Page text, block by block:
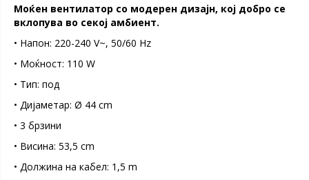
Моќен вентилатор со модерен дизајн, кој добро се
вклопува во секој амбиент.
• Напон: 220-240 V~, 50/60 Hz
• Моќност: 110 W
• Тип: под
• Дијаметар: Ø 44 cm
• 3 брзини
• Висина: 53,5 cm
• Должина на кабел: 1,5 m